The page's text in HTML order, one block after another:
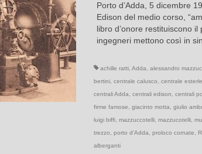
Porto d’Adda, 5 dicembre
Edison del medio corso,
libro d’onore restituiscono
ingegneri mettono così in
achille ratti, Adda alessandro
bertini, centrale calusco centrale esterle
centrali Adda
centrali edison centrali
firme famose
giacinto motta giulio
luigi biffi, mazzuccotelli, mazzucotelli,
trezzo
porto d'Adda proloco cornate
alberganti